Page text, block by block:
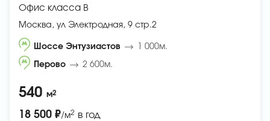
Офис класса B
Москва, ул Электродная, 9 стр.2
Шоссе Энтузиастов 1 000м.
Перово 2 600м.
540 м2
18 500 ₽/м2 в год